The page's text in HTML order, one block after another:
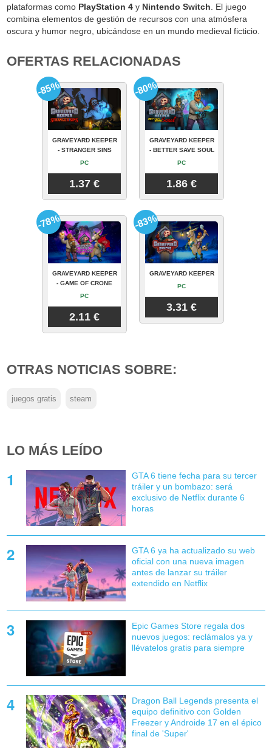
plataformas como PlayStation 4 y Nintendo Switch . El juego
combina elementos de gestión de recursos con una atmósfera
oscura y humor negro, ubicándose en un mundo medieval ficticio.
OFERTAS RELACIONADAS
GRAVEYARD KEEPER
- STRANGER SINS
PC
1.37 €
-85%
GRAVEYARD KEEPER
- BETTER SAVE SOUL
PC
1.86 €
-80%
GRAVEYARD KEEPER
- GAME OF CRONE
PC
2.11 €
-78%
GRAVEYARD KEEPER
PC
3.31 €
-83%
OTRAS NOTICIAS SOBRE:
juegos gratis steam
LO MÁS LEÍDO
GTA 6 tiene fecha para su tercer
tráiler y un bombazo: será
exclusivo de Netflix durante 6
horas
GTA 6 ya ha actualizado su web
oficial con una nueva imagen
antes de lanzar su tráiler
extendido en Netflix
Epic Games Store regala dos
nuevos juegos: reclámalos ya y
llévatelos gratis para siempre
Dragon Ball Legends presenta el
equipo definitivo con Golden
Freezer y Androide 17 en el épico
final de 'Super'